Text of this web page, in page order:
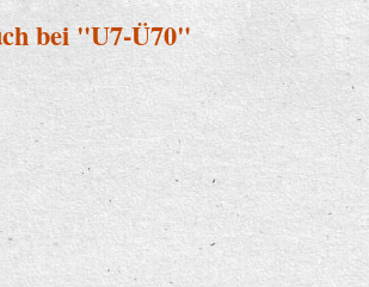
bei "U7-Ü70"